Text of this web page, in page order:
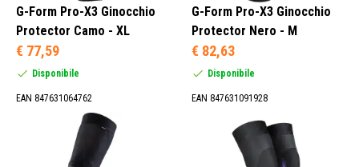
G-Form Pro-X3 Ginocchio
Protector Camo - XL
€ 77,59
Disponibile
EAN 847631064762
G-Form Pro-X3 Ginocchio
Protector Nero - M
€ 82,63
Disponibile
EAN 847631091928